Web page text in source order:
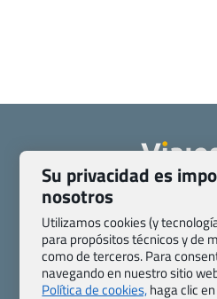
Pasaporte, Visado, Salud y
Blog de Viajes.com
Preguntas frecuentes
Política de privacidad y
Su privacidad es
nosotros
Utilizamos cookies (y
para propósitos técnicos y de
como de terceros. Para
navegando en nuestro sitio
Política de cookies,haga clic